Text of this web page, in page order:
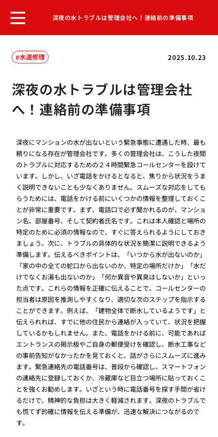
深夜の水トラブルは管理会社へ！連絡前の準備事項
2025.10.23
水道修理
深夜の水トラブルは管理会社
へ！連絡前の準備事項
深夜にマンションの水が出ないという緊急事態に遭遇した時、最も
頼りになる存在が管理会社です。多くの管理会社は、こうした夜間
のトラブルに対応するための２４時間緊急コールセンターを設けて
います。しかし、いざ電話をかけるとなると、焦りから状況をうま
く説明できないことも少なくありません。スムーズな対応をしても
らうためには、電話をかける前にいくつかの情報を整理しておくこ
とが非常に重要です。まず、電話口で必ず聞かれるのが、マンショ
ン名、部屋番号、そして契約者氏名です。これは本人確認と場所の
特定のために必須の情報なので、すぐに答えられるようにしておき
ましょう。次に、トラブルの具体的な状況を簡潔に説明できるよう
準備します。伝えるべきポイントは、「いつから水が出ないのか」
「家の中の全ての蛇口から出ないのか、特定の場所だけか」「水だ
けでなくお湯も出ないのか」「何か異音や異臭はしないか」といっ
た点です。これらの情報を正確に伝えることで、コールセンターの
担当者は原因を推測しやすくなり、適切な次のステップを指示する
ことができます。例えば、「建物全体で断水しているようです」と
伝えられれば、すでに他の住民から連絡が入っていて、状況を把握
しているかもしれません。また、電話をかける前に、可能であれば
エントランスの掲示板やご自身の郵便受けを確認し、断水工事など
の事前告知がなかったかを見ておくと、話がさらにスムーズに進み
ます。緊急連絡先の電話番号は、普段から確認し、スマートフォン
の連絡先に登録しておくか、冷蔵庫など目立つ場所に貼っておくこ
とを強くお勧めします。いざという時に電話番号を探す手間が省け
るだけで、精神的な負担は大きく軽減されます。深夜のトラブルで
も慌てず的確に情報を伝える準備が、迅速な解決につながるので
す。